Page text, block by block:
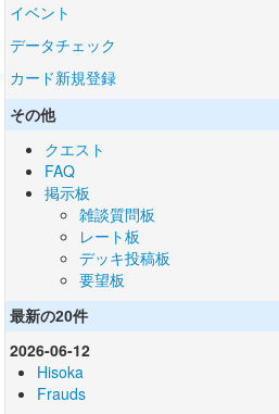
イベント
データチェック
カード新規登録
その他
クエスト
FAQ
掲示板
雑談質問板
レート板
デッキ投稿板
要望板
最新の20件
2026-06-12
Hisoka
Frauds